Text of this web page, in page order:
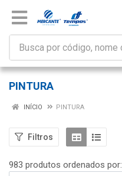
PINTURA
INÍCIO PINTURA
Filtros
983 produtos ordenados por: